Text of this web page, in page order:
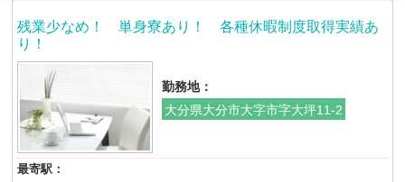
残業少なめ！ 単身寮あり！ 各種休暇制度取得実績あ
り！
勤務地：
大分県大分市大字市字大坪11-2
最寄駅：